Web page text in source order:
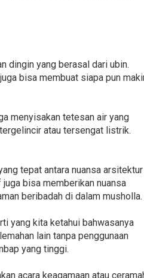
dingin yang berasal dari ubin.
bisa membuat siapa pun
menyisakan tetesan air yang
atau tersengat listrik.
tepat antara nuansa arsitektur
bisa memberikan nuansa
beribadah di dalam musholla.
yang kita ketahui bahwasanya
lain tanpa penggunaan
yang tinggi.
acara keagamaan atau